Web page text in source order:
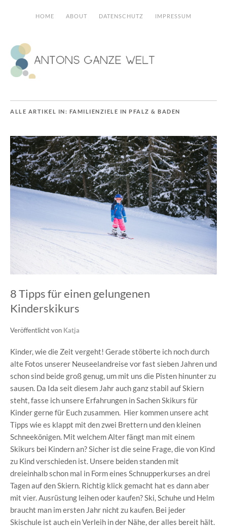
HOME ABOUT DATENSCHUTZ IMPRESSUM
ALLE ARTIKEL IN: FAMILIENZIELE IN PFALZ & BADEN
8 Tipps für einen gelungenen
Kinderskikurs
Veröffentlicht von Katja
Kinder, wie die Zeit vergeht! Gerade stöberte ich noch durch
alte Fotos unserer Neuseelandreise vor fast sieben Jahren und
schon sind beide groß genug, um mit uns die Pisten hinunter zu
sausen. Da Ida seit diesem Jahr auch ganz stabil auf Skiern
steht, fasse ich unsere Erfahrungen in Sachen Skikurs für
Kinder gerne für Euch zusammen. Hier kommen unsere acht
Tipps wie es klappt mit den zwei Brettern und den kleinen
Schneekönigen. Mit welchem Alter fängt man mit einem
Skikurs bei Kindern an? Sicher ist die seine Frage, die von Kind
zu Kind verschieden ist. Unsere beiden standen mit
dreieinhalb schon mal in Form eines Schnupperkurses an drei
Tagen auf den Skiern. Richtig klick gemacht hat es dann aber
mit vier. Ausrüstung leihen oder kaufen? Ski, Schuhe und Helm
braucht man im ersten Jahr nicht zu kaufen. Bei jeder
Skischule ist auch ein Verleih in der Nähe, der alles bereit hält.